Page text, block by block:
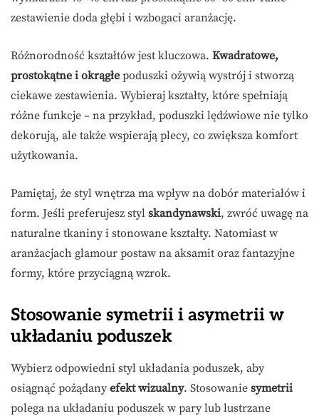
zestawienie doda głębi i wzbogaci aranżację.
Różnorodność kształtów jest kluczowa. Kwadratowe,
prostokątne i okrągłe poduszki ożywią wystrój i stworzą
ciekawe zestawienia. Wybieraj kształty, które spełniają
różne funkcje – na przykład, poduszki lędźwiowe nie tylko
dekorują, ale także wspierają plecy, co zwiększa komfort
użytkowania.
Pamiętaj, że styl wnętrza ma wpływ na dobór materiałów i
form. Jeśli preferujesz styl skandynawski, zwróć uwagę na
naturalne tkaniny i stonowane kształty. Natomiast w
aranżacjach glamour postaw na aksamit oraz fantazyjne
formy, które przyciągną wzrok.
Stosowanie symetrii i asymetrii w
układaniu poduszek
Wybierz odpowiedni styl układania poduszek, aby
osiągnąć pożądany efekt wizualny. Stosowanie symetrii
polega na układaniu poduszek w pary lub lustrzane